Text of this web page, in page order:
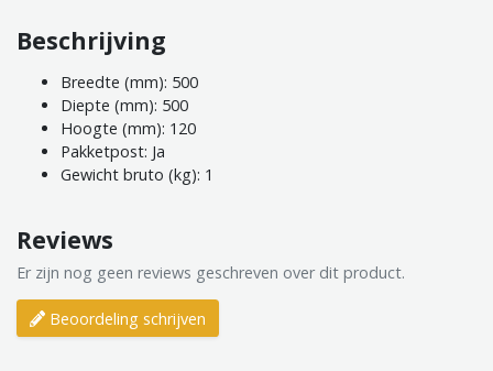
Beschrijving
Breedte (mm): 500
Diepte (mm): 500
Hoogte (mm): 120
Pakketpost: Ja
Gewicht bruto (kg): 1
Reviews
Er zijn nog geen reviews geschreven over dit product.
Beoordeling schrijven